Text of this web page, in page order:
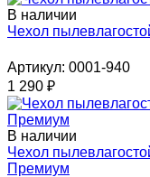
В наличии
Чехол
Артикул: 0001-940
1 290 ₽
В наличии
Чехол
Премиум